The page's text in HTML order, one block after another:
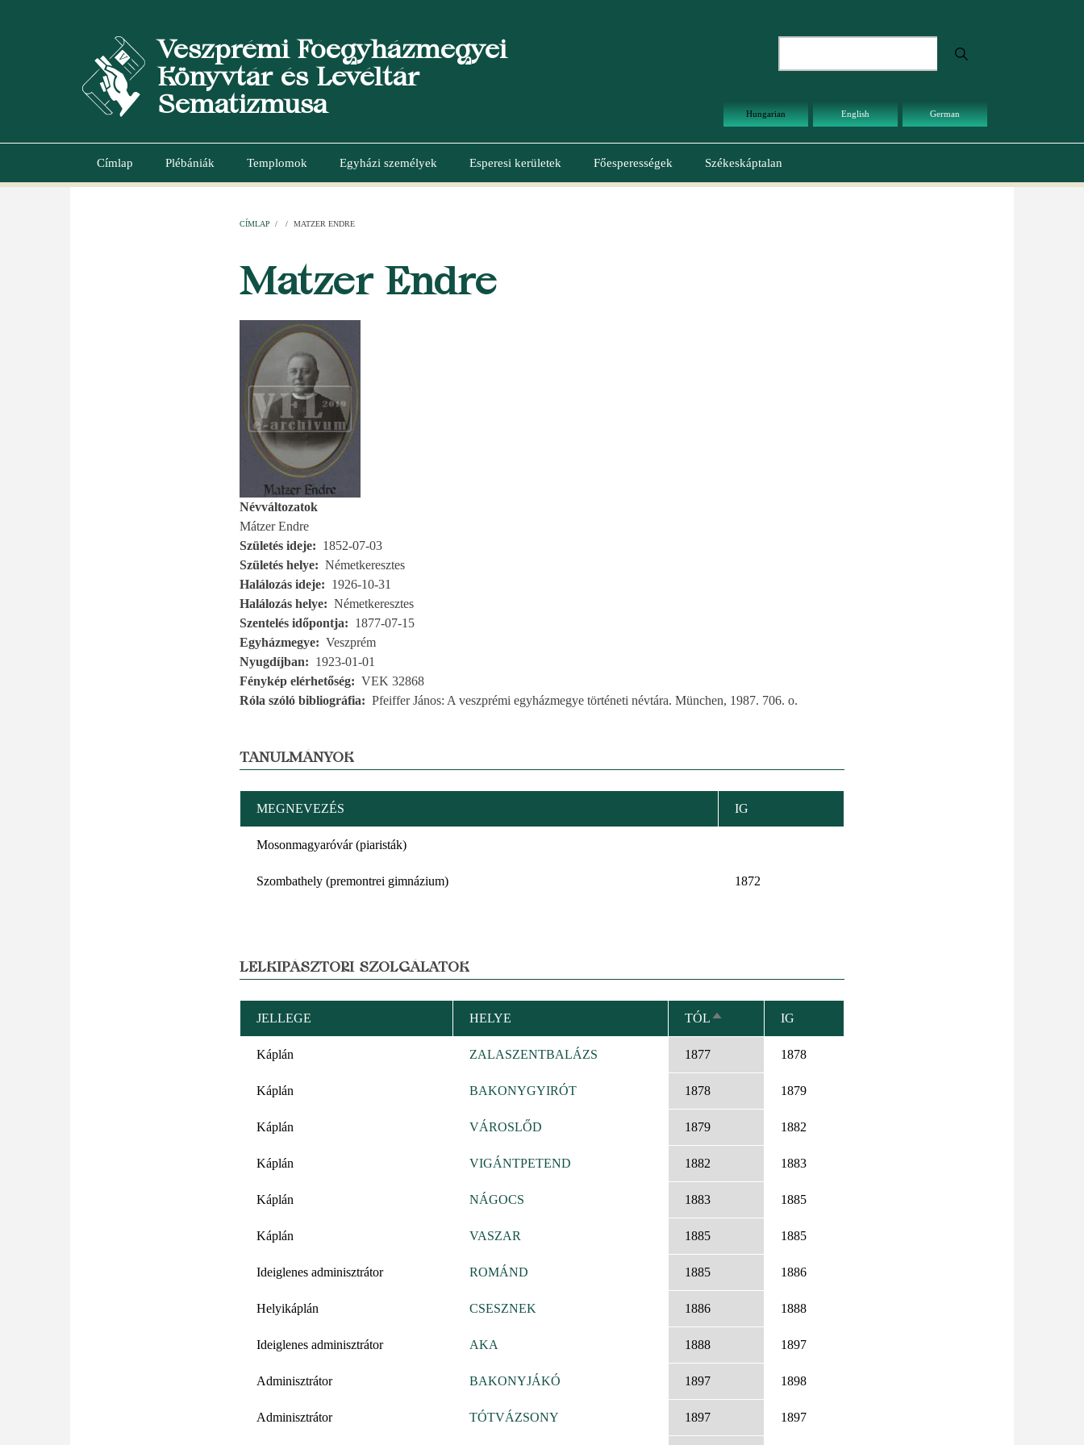
Veszprémi Főegyházmegyei
Könyvtár és Levéltár
Sematizmusa
Hungarian English German
Main
Címlap Plébániák Templomok Egyházi személyek Esperesi kerületek Főesperességek Székeskáptalan
CÍMLAP / / MATZER ENDRE
Matzer Endre
Névváltozatok
Mátzer Endre
Születés ideje
1852-07-03
Születés helye
Németkeresztes
Halálozás ideje
1926-10-31
Halálozás helye
Németkeresztes
Szentelés időpontja
1877-07-15
Egyházmegye
Veszprém
Nyugdíjban
1923-01-01
Fénykép elérhetőség
VEK 32868
Róla szóló bibliográfia
Pfeiffer János: A veszprémi egyházmegye történeti névtára. München, 1987. 706. o.
TANULMÁNYOK
MEGNEVEZÉS IG
Mosonmagyaróvár (piaristák)
Szombathely (premontrei gimnázium) 1872
LELKIPÁSZTORI SZOLGÁLATOK
JELLEGE HELYE TÓLCSÖKKENŐ
RENDEZÉS
IG
Káplán ZALASZENTBALÁZS 1877 1878
Káplán BAKONYGYIRÓT 1878 1879
Káplán VÁROSLŐD 1879 1882
Káplán VIGÁNTPETEND 1882 1883
Káplán NÁGOCS 1883 1885
Káplán VASZAR 1885 1885
Ideiglenes adminisztrátor ROMÁND 1885 1886
Helyikáplán CSESZNEK 1886 1888
Ideiglenes adminisztrátor AKA 1888 1897
Adminisztrátor BAKONYJÁKÓ 1897 1898
Adminisztrátor TÓTVÁZSONY 1897 1897